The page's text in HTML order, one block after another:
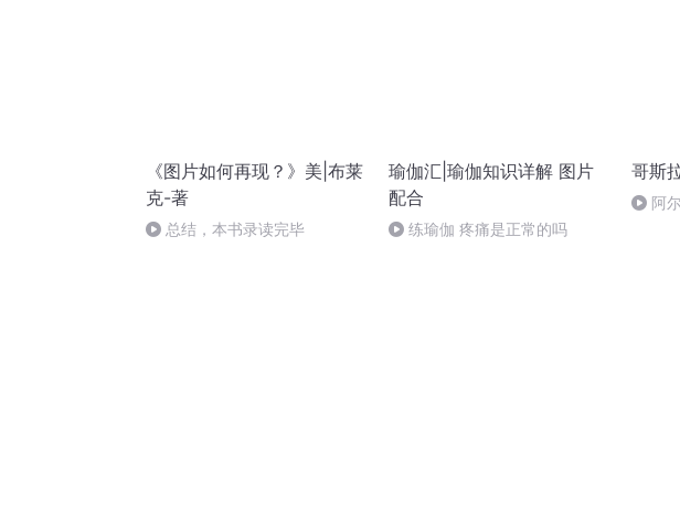
《图片如何再现？》美|布莱
克-著
总结，本书录读完毕
瑜伽汇|瑜伽知识详解 图片
配合
练瑜伽 疼痛是正常的吗
哥斯
阿